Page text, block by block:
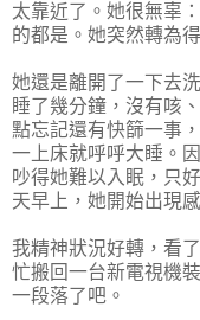
太靠近了。她很無辜
的都是。她突然轉為
她還是離開了一下去
睡了幾分鐘，沒有咳
點忘記還有快篩一事
一上床就呼呼大睡。
吵得她難以入眠，只
天早上，她開始出現
我精神狀況好轉，看
忙搬回一台新電視機
一段落了吧。